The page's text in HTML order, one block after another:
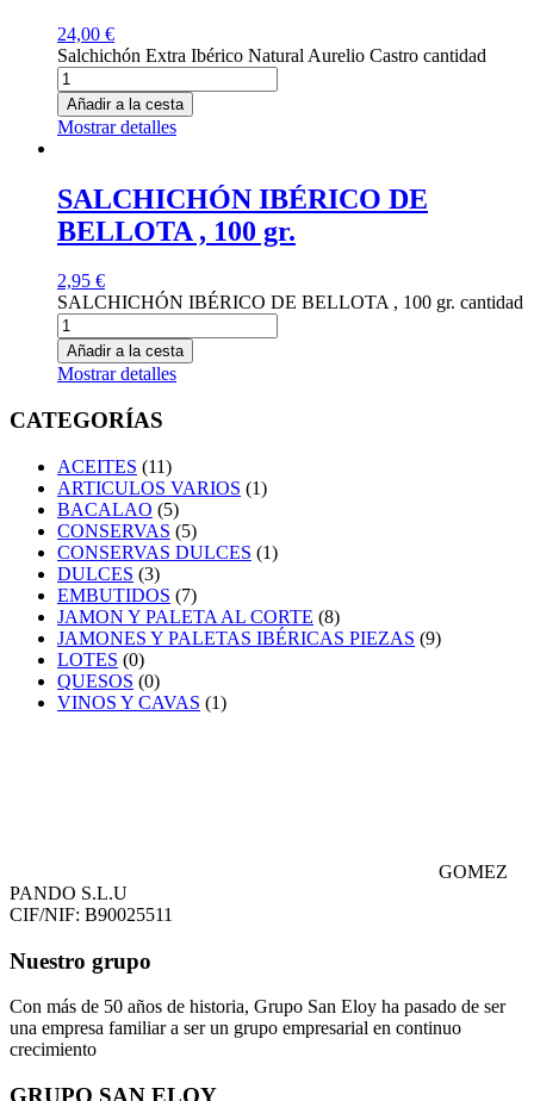
24,00 €
Salchichón Extra Ibérico Natural Aurelio Castro cantidad
Añadir a la cesta
Mostrar detalles
SALCHICHÓN IBÉRICO DE
BELLOTA , 100 gr.
2,95 €
SALCHICHÓN IBÉRICO DE BELLOTA , 100 gr. cantidad
Añadir a la cesta
Mostrar detalles
CATEGORÍAS
ACEITES (11)
ARTICULOS VARIOS (1)
BACALAO (5)
CONSERVAS (5)
CONSERVAS DULCES (1)
DULCES (3)
EMBUTIDOS (7)
JAMON Y PALETA AL CORTE (8)
JAMONES Y PALETAS IBÉRICAS PIEZAS (9)
LOTES (0)
QUESOS (0)
VINOS Y CAVAS (1)
GOMEZ
PANDO S.L.U
CIF/NIF: B90025511
Nuestro grupo
Con más de 50 años de historia, Grupo San Eloy ha pasado de ser
una empresa familiar a ser un grupo empresarial en continuo
crecimiento
GRUPO SAN ELOY